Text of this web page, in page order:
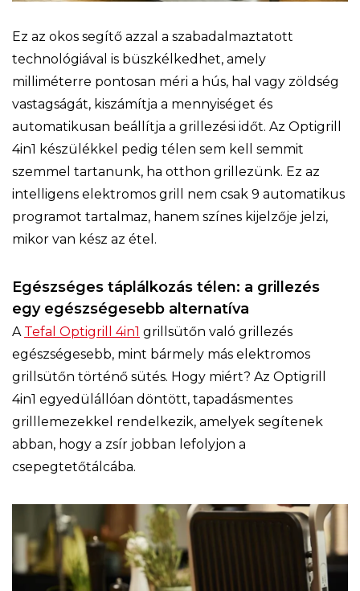
Ez az okos segítő azzal a szabadalmaztatott
technológiával is büszkélkedhet, amely
milliméterre pontosan méri a hús, hal vagy zöldség
vastagságát, kiszámítja a mennyiséget és
automatikusan beállítja a grillezési időt. Az Optigrill
4in1 készülékkel pedig télen sem kell semmit
szemmel tartanunk, ha otthon grillezünk. Ez az
intelligens elektromos grill nem csak 9 automatikus
programot tartalmaz, hanem színes kijelzője jelzi,
mikor van kész az étel.
Egészséges táplálkozás télen: a grillezés
egy egészségesebb alternatíva
A Tefal Optigrill 4in1 grillsütőn való grillezés
egészségesebb, mint bármely más elektromos
grillsütőn történő sütés. Hogy miért? Az Optigrill
4in1 egyedülállóan döntött, tapadásmentes
grilllemezekkel rendelkezik, amelyek segítenek
abban, hogy a zsír jobban lefolyjon a
csepegtetőtálcába.